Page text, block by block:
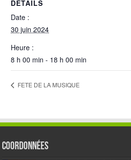
DÉTAILS
Date :
30 juin 2024
Heure :
8 h 00 min - 18 h 00 min
FETE DE LA MUSIQUE
Coordonnées